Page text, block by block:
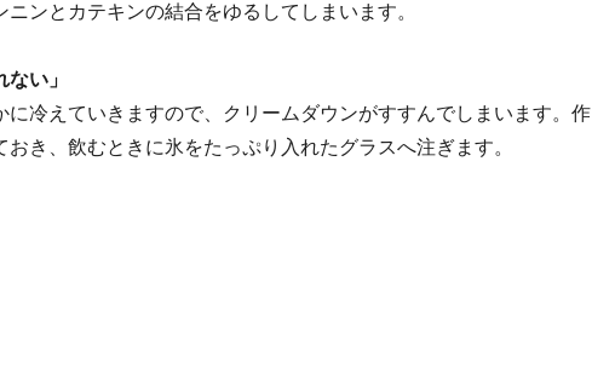
ンとカテキンの結合をゆるしてしまいます。
い」
冷えていきますので、クリームダウンがすすんでしまいます。作
き、飲むときに氷をたっぷり入れたグラスへ注ぎます。